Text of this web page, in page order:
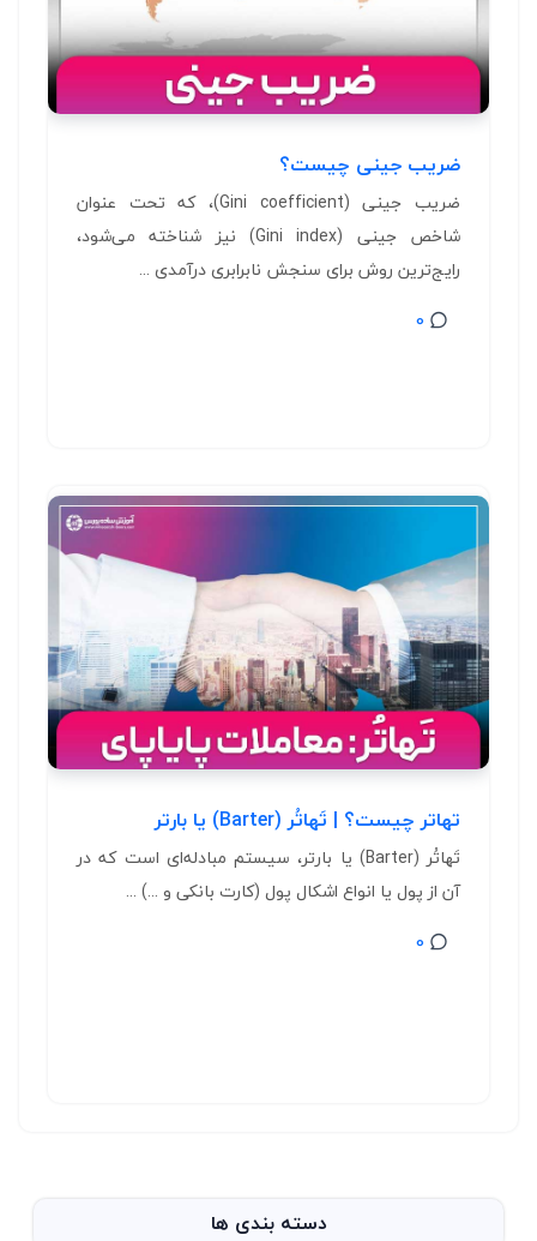
ضریب جینی چیست؟
ضریب جینی (Gini coefficient)، که تحت عنوان
شاخص جینی (Gini index) نیز شناخته می‌شود،
رایج‌ترین روش برای سنجش نابرابری درآمدی ...
0
تهاتر چیست؟ | تَهاتُر (Barter) یا بارتر
تَهاتُر (Barter) یا بارتر، سیستم مبادله‌ای است که در
آن از پول یا انواع اشکال پول (کارت بانکی و ...) ...
0
دسته بندی ها